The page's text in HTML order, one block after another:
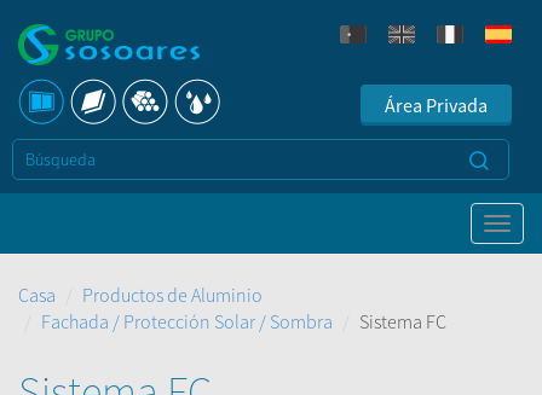
Área Privada
Casa
Productos de Aluminio
Fachada / Protección Solar / Sombra
Sistema FC